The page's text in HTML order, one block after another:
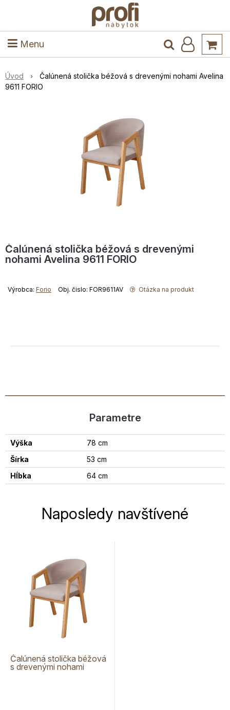
Menu
Kuchyňa a jedáleň
Úvod
Čalúnená stolička béžová s drevenými nohami Avelina
9611 FORIO
Čalúnená stolička béžová s drevenými
nohami Avelina 9611 FORIO
Výrobca: Forio Obj. čislo: FOR9611AV Otázka na produkt
Parametre
Výška
78 cm
Šírka
53 cm
Hĺbka
64 cm
Naposledy navštívené
Čalúnená stolička béžová
s drevenými nohami